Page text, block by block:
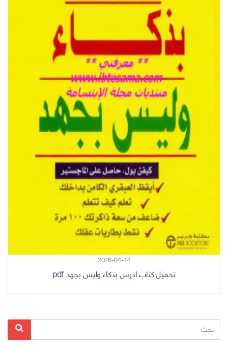
2026-04-14
تحميل كتاب ادرس بذكاء وليس بجهد pdf
البحث
عن:
بحث